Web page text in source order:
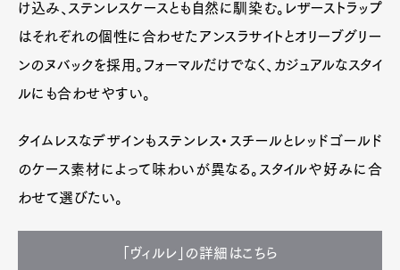
け込み、ステンレスケースとも自然に馴染む。レザーストラップ
はそれぞれの個性に合わせたアンスラサイトとオリーブグリー
ンのヌバックを採用。フォーマルだけでなく、カジュアルなスタイ
ルにも合わせやすい。
タイムレスなデザインもステンレス・スチールとレッドゴールド
のケース素材によって味わいが異なる。スタイルや好みに合
わせて選びたい。
「ヴィルレ」の詳細はこちら